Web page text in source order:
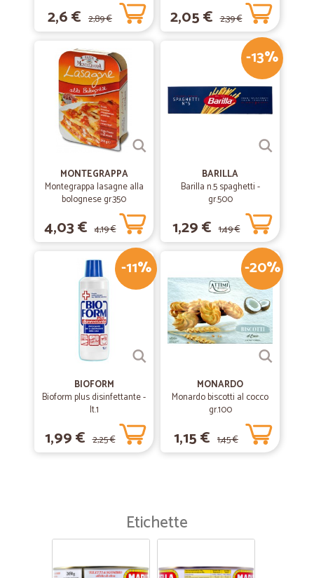
2,6 € 2,89 € 2,05 € 2,39 €
MONTEGRAPPA
Montegrappa lasagne alla
bolognese gr.350
4,03 € 4,19 €
-13%
BARILLA
Barilla n.5 spaghetti -
gr.500
1,29 € 1,49 €
-11%
BIOFORM
Bioform plus disinfettante -
lt.1
1,99 € 2,25 €
-20%
MONARDO
Monardo biscotti al cocco
gr.100
1,15 € 1,45 €
Etichette